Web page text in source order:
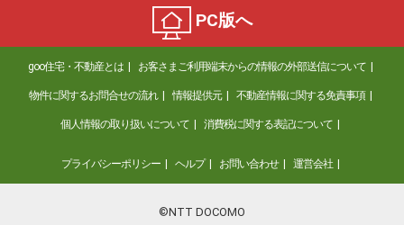
PC版へ
goo住宅・不動産とは お客さまご利用端末からの情報の外部送信について
物件に関するお問合せの流れ 情報提供元 不動産情報に関する免責事項
個人情報の取り扱いについて 消費税に関する表記について
プライバシーポリシー ヘルプ お問い合わせ 運営会社
©NTT DOCOMO